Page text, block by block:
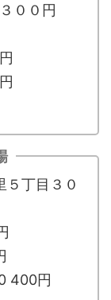
００円
５丁目３０
400円